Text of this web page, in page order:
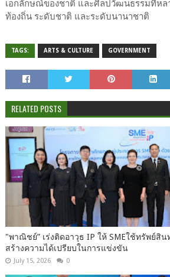
เอกลักษณ์ของชาติ และศิลปวัฒนธรรมที่หล
ท้องถิ่น ระดับชาติ และระดับนานาชาติ
TAGS: ARTS & CULTURE GOVERNMENT
RELATED POSTS
"พาณิชย์” เร่งติดอาวุธ IP ให้ SMEใช้ทรัพย์สิ
สร้างความได้เปรียบในการแข่งขัน
July 15, 2026 0